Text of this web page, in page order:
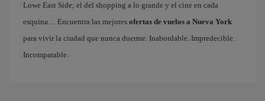
Lowe East Side; el del shopping a lo grande y el cine en cada
esquina… Encuentra las mejores ofertas de vuelos a Nueva York
para vivir la ciudad que nunca duerme. Inabordable. Impredecible.
Incomparable.